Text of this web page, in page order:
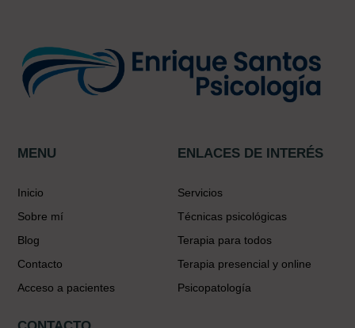
MENU
Inicio
Sobre mí
Blog
Contacto
Acceso a pacientes
ENLACES DE INTERÉS
Servicios
Técnicas psicológicas
Terapia para todos
Terapia presencial y online
Psicopatología